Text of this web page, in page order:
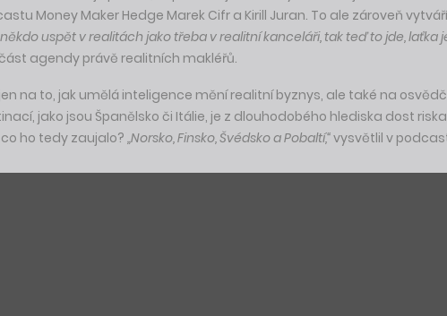
Money Maker Hedge Marek Cifr a Kirill Juran. To ale zároveň
uspět v realitách jako třeba v realitní kanceláři, tak teď to jde, laťka
agendy právě realitních makléřů.
na to, jak umělá inteligence mění realitní byznys, ale také na
jako jsou Španělsko či Itálie, je z dlouhodobého hlediska dost
ho tedy zaujalo? „Norsko, Finsko, Švédsko a Pobaltí,“vysvětlil v